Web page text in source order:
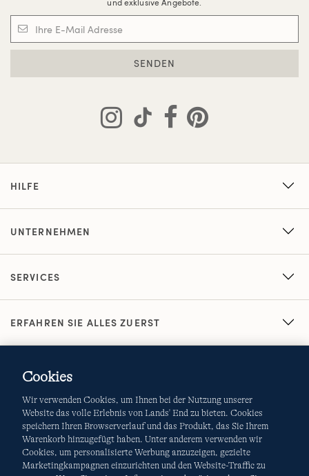
SENDEN
HILFE
UNTERNEHMEN
SERVICES
ERFAHREN SIE ALLES ZUERST
AGB Datenschutz & Sicherheit
Cookies-Ich möchte auswählen Site Map
Cookies
Wir verwenden Cookies, um Ihnen bei der Nutzung unserer
Website das volle Erlebnis von Lands' End zu bieten. Cookies
speichern Ihren Browserverlauf und das Produkt, das Sie Ihrem
Warenkorb hinzugefügt haben. Unter anderem verwenden wir
Cookies, um personalisierte Werbung anzuzeigen, gezielte
Marketingkampagnen einzurichten und den Website-Traffic zu